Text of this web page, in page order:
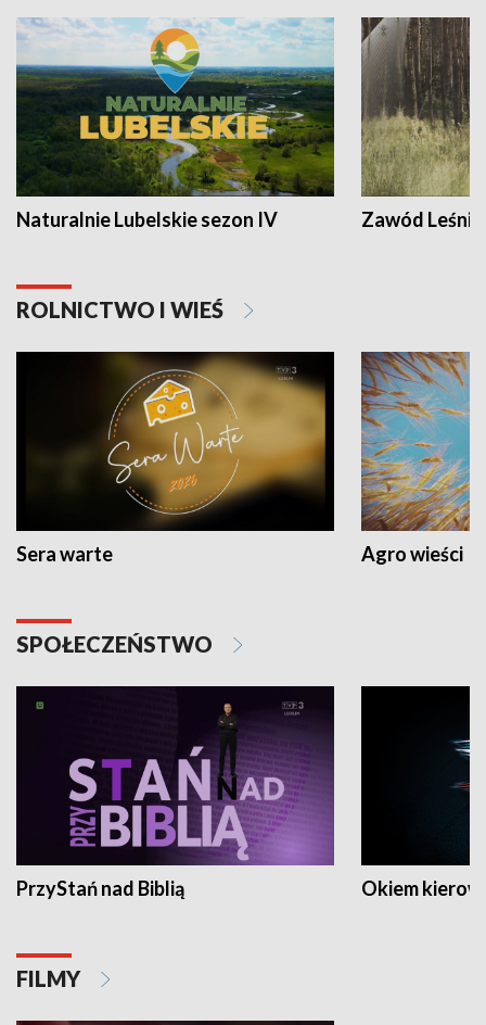
Naturalnie Lubelskie sezon IV Zawód Leśnik
ROLNICTWO I WIEŚ
Sera warte Agro wieści
SPOŁECZEŃSTWO
PrzyStań nad Biblią Okiem
FILMY